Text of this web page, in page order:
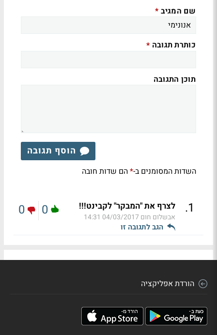
שם המגיב *
כותרת תגובה *
תוכן התגובה
הוסף תגובה
השדות המסומנים ב-*הם שדות חובה
1
. לצרף את "המבקר" לקבינט!!!
אבשלום חום 04/03/2017 14:31
הגב לתגובה זו
0
0
הורדת אפליקציה